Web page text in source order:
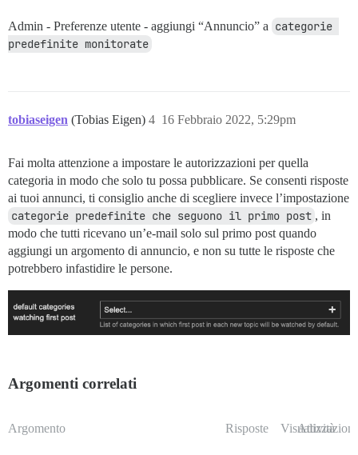
Admin - Preferenze utente - aggiungi “Annuncio” a categorie
predefinite monitorate
tobiaseigen (Tobias Eigen) 16 Febbraio 2022, 5:29pm
4
Fai molta attenzione a impostare le autorizzazioni per quella
categoria in modo che solo tu possa pubblicare. Se consenti risposte
ai tuoi annunci, ti consiglio anche di scegliere invece l’impostazione
categorie predefinite che seguono il primo post , in
modo che tutti ricevano un’e-mail solo sul primo post quando
aggiungi un argomento di annuncio, e non su tutte le risposte che
potrebbero infastidire le persone.
Argomenti correlati
Argomento Risposte Visualizzazioni
Attività